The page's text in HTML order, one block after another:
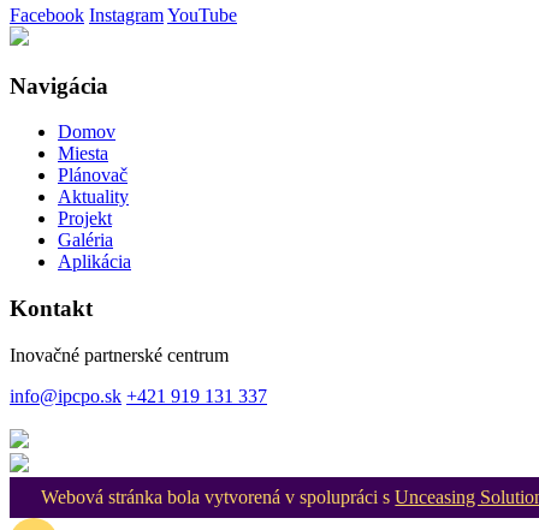
Facebook InstagramYouTube
Navigácia
Domov
Miesta
Plánovač
Aktuality
Projekt
Galéria
Aplikácia
Kontakt
Inovačné partnerské centrum
info@ipcpo.sk +421 919 131 337
Webová stránka bola vytvorená v spolupráci sUnceasing